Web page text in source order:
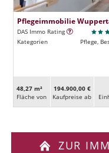
Pflegeimmobilie
DAS Immo Rating
Kategorien
Pflege,
48,27 m²
Fläche von
194.900,00 €
Kaufpreise ab
ZUR